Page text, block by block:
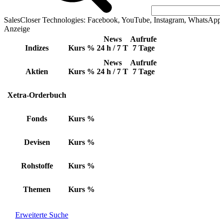
SalesCloser Technologies: Facebook, YouTube, Instagram,
Anzeige
Indizes Kurs %
News
24 h / 7 T
Aufrufe
7 Tage
Aktien Kurs %
News
24 h / 7 T
Aufrufe
7 Tage
Xetra-Orderbuch
Fonds Kurs %
Devisen Kurs %
Rohstoffe Kurs %
Themen Kurs %
Erweiterte Suche